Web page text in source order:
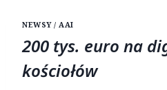
NEWSY / AAI
200 tys. euro na
kościołów